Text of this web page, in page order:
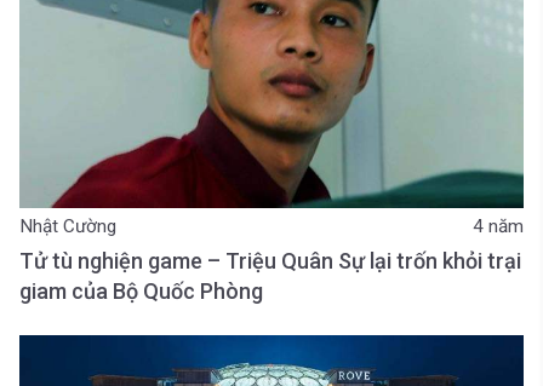
Nhật Cường 4 năm
Tử tù nghiện game – Triệu Quân Sự lại trốn khỏi trại
giam của Bộ Quốc Phòng